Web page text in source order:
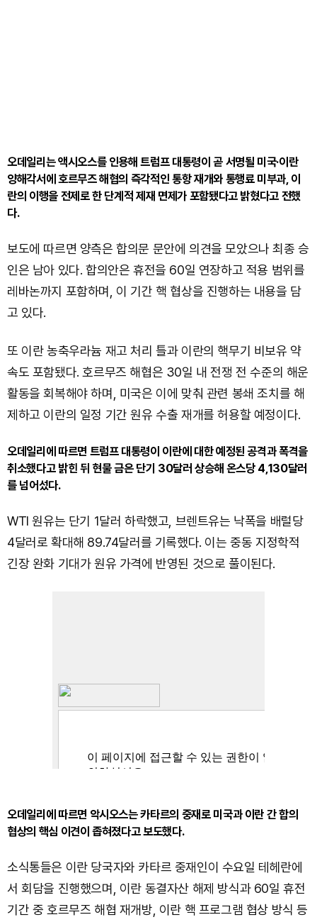
오데일리는 액시오스를 인용해 트럼프 대통령이 곧 서명될 미국·이란
양해각서에 호르무즈 해협의 즉각적인 통항 재개와 통행료 미부과, 이
란의 이행을 전제로 한 단계적 제재 면제가 포함됐다고 밝혔다고 전했
다.
보도에 따르면 양측은 합의문 문안에 의견을 모았으나 최종 승
인은 남아 있다. 합의안은 휴전을 60일 연장하고 적용 범위를
레바논까지 포함하며, 이 기간 핵 협상을 진행하는 내용을 담
고 있다.
또 이란 농축우라늄 재고 처리 틀과 이란의 핵무기 비보유 약
속도 포함됐다. 호르무즈 해협은 30일 내 전쟁 전 수준의 해운
활동을 회복해야 하며, 미국은 이에 맞춰 관련 봉쇄 조치를 해
제하고 이란의 일정 기간 원유 수출 재개를 허용할 예정이다.
오데일리에 따르면 트럼프 대통령이 이란에 대한 예정된 공격과 폭격을
취소했다고 밝힌 뒤 현물 금은 단기 30달러 상승해 온스당 4,130달러
를 넘어섰다.
WTI 원유는 단기 1달러 하락했고, 브렌트유는 낙폭을 배럴당
4달러로 확대해 89.74달러를 기록했다. 이는 중동 지정학적
긴장 완화 기대가 원유 가격에 반영된 것으로 풀이된다.
오데일리에 따르면 악시오스는 카타르의 중재로 미국과 이란 간 합의
협상의 핵심 이견이 좁혀졌다고 보도했다.
소식통들은 이란 당국자와 카타르 중재인이 수요일 테헤란에
서 회담을 진행했으며, 이란 동결자산 해제 방식과 60일 휴전
기간 중 호르무즈 해협 재개방, 이란 핵 프로그램 협상 방식 등